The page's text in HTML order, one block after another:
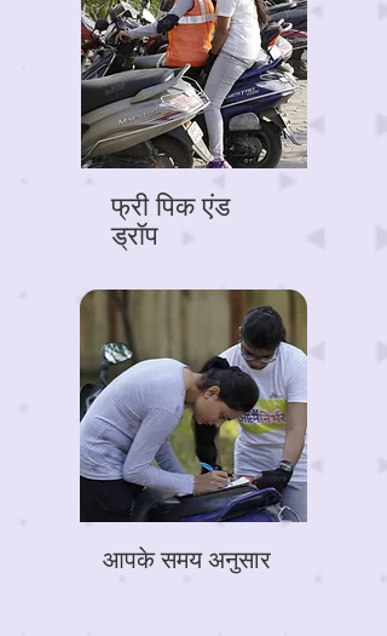
फ्री पिक एंड
ड्रॉप
आपके समय अनुसार